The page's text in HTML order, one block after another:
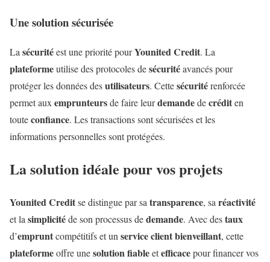
Une solution sécurisée
La sécuritéest une priorité pourYounited Credit. La
plateformeutilise des protocoles desécuritéavancés pour
protéger les données desutilisateurs. Cettesécuritérenforcée
permet aux emprunteursde faire leurdemandedecréditen
touteconfiance. Les transactions sont sécurisées et les
informations personnelles sont protégées.
La solution idéale pour vos projets
Younited Creditse distingue par satransparence, saréactivité
et lasimplicitéde son processus dedemande. Avec destaux
d’empruntcompétitifs et unserviceclientbienveillant, cette
plateformeoffre unesolutionfiableetefficacepour financer vos